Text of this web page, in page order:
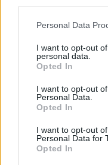
Please note that this
not limited to your visit
grant or deny consent
use your data for
consent section.
Personal Data
I want to opt-out
personal data.
Opted In
I want to opt-out
Personal Data.
Opted In
I want to opt-out
Personal Data for
Opted In